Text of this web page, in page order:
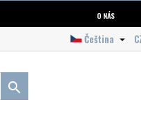
O NÁS
Čeština 
